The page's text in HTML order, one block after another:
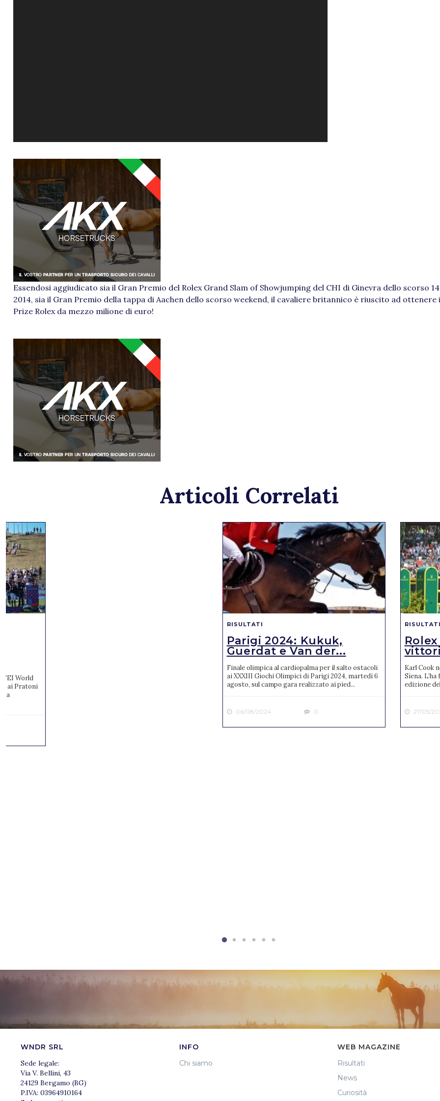
Essendosi aggiudicato sia il Gran Premio del Rolex Grand Slam of Showjumping del CHI di Ginevra dello scorso
2014, sia il Gran Premio della tappa di Aachen dello scorso weekend, il cavaliere britannico è riuscito ad ottenere
Prize Rolex da mezzo milione di euro!
Articoli Correlati
World
ai Pratoni
RISULTATI
Parigi 2024: Kukuk,
Guerdat e Van der...
Finale olimpica al cardiopalma per il salto ostacoli
ai XXXIII Giochi Olimpici di Parigi 2024, martedì 6
agosto, sul campo gara realizzato ai pied...
06/08/2024 0
RISULTATI
Rolex
Karl Cook
Siena.
edizione
27/05/
WNDR SRL
Sede legale:
Via V. Bellini, 43
24129 Bergamo (BG)
P.IVA: 03964910164
INFO
Chi siamo
WEB MAGAZINE
Risultati
News
Curiosità